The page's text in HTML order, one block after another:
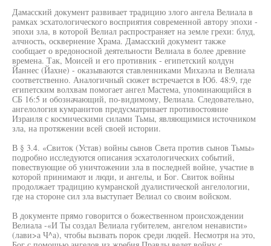
Дамасский документ развивает традицию злого ангела Велиала в
рамках эсхатологического восприятия современной автору эпохи -
эпохи зла, в которой Велиал распространяет на земле грехи: блуд,
алчность, осквернение Храма. Дамасский документ также
сообщает о вредоносной деятельности Велиала в более древние
времена. Так, Моисей и его противник - египетский колдун
Йаннес (Йахне) - оказываются ставленниками Михаэла и Велиала
соответственно. Аналогичный сюжет встречается в Юб. 48:9, где
египетским волхвам помогает ангел Мастема, упоминающийся в
СБ 16:5 и обозначающий, по-видимому, Велиала. Следовательно,
ангелология кумранитов предусматривает противостояние
Израиля с космическими силами Тьмы, являющимися источником
зла, на протяжении всей своей истории.
В § 3.4. «Свиток (Устав) войны сынов Света против сынов Тьмы»
подробно исследуются описания эсхатологических событий,
повествующие об уничтожении зла в последней войне, участие в
которой принимают и люди, и ангелы, и Бог. Свиток войны
продолжает традицию кумранской дуалистической ангелологии,
где на стороне сил зла выступает Велиал со своим войском.
В документе прямо говорится о божественном происхождении
Велиала -«И Ты создал Велиала губителем, ангелом ненависти»
(лави>а Ч^а), чтобы вызвать порок среди людей. Несмотря на это,